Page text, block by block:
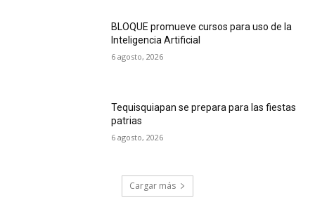
BLOQUE promueve cursos para uso de la
Inteligencia Artificial
6 agosto, 2026
Tequisquiapan se prepara para las fiestas
patrias
6 agosto, 2026
Cargar más